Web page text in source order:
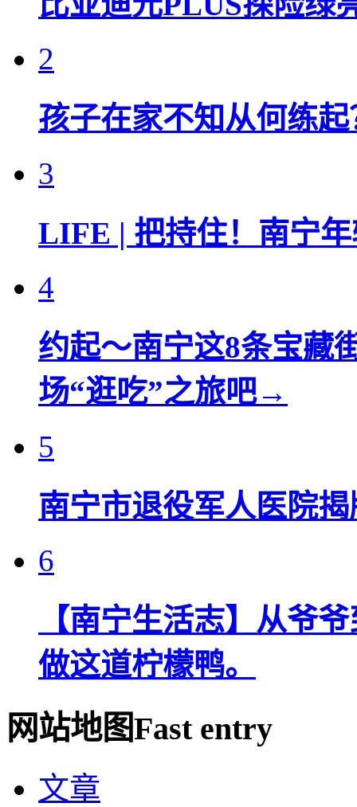
2
孩子在家不知从何练
3
LIFE | 把持住！南宁
4
约起～南宁这8条宝藏
场“逛吃”之旅吧→
5
南宁市退役军人医院
6
【南宁生活志】从爷
做这道柠檬鸭。
网站地图Fast entry
文章